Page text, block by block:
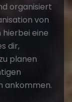
organisiert
von
eine
dir,
planen
ankommen.